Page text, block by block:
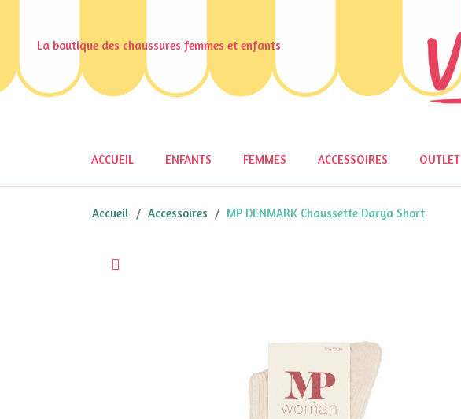
La boutique des chaussures femmes et enfants
ACCUEIL ENFANTS FEMMES ACCESSOIRES OUTLET
Accueil Accessoires MP DENMARK Chaussette Darya Short